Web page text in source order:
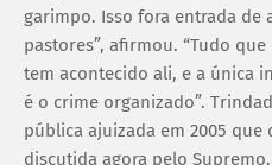
garimpo. Isso fora entrada de
pastores”, afirmou. “Tudo
tem acontecido ali, e a única
é o crime organizado”.
pública ajuizada em 2005
discutida agora pelo Supremo.